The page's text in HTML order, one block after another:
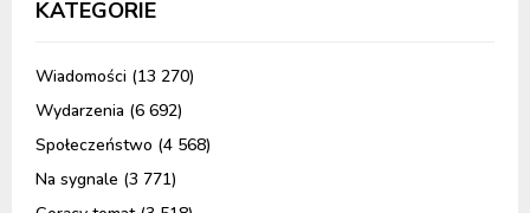
KATEGORIE
Wiadomości (13 270)
Wydarzenia (6 692)
Społeczeństwo (4 568)
Na sygnale (3 771)